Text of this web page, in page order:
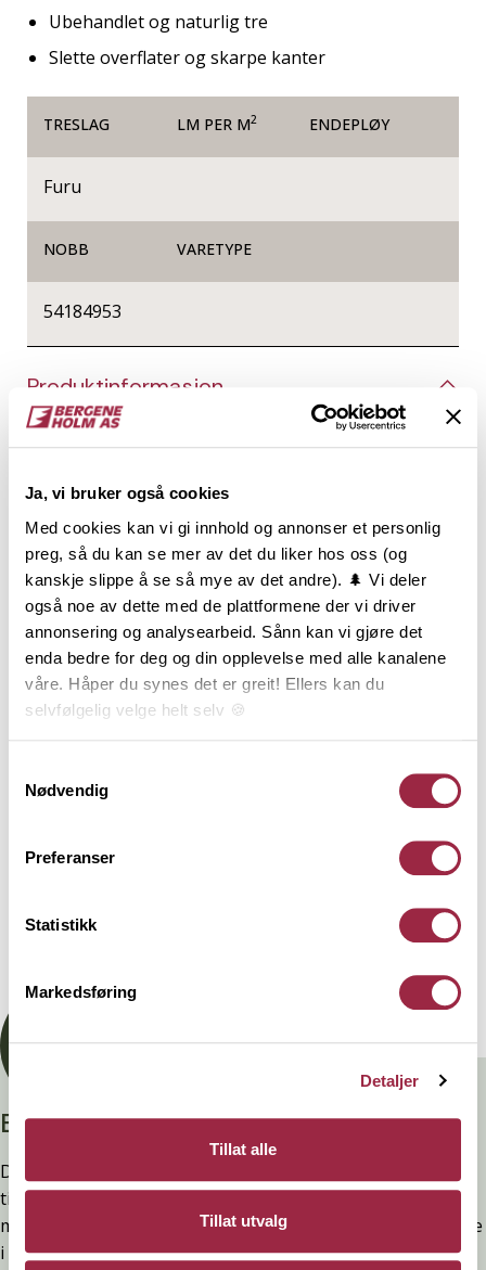
Ja, vi bruker også cookies
Med cookies kan vi gi innhold og annonser et personlig
preg, så du kan se mer av det du liker hos oss (og
kanskje slippe å se så mye av det andre). 🌲 Vi deler
også noe av dette med de plattformene der vi driver
annonsering og analysearbeid. Sånn kan vi gjøre det
enda bedre for deg og din opplevelse med alle kanalene
våre. Håper du synes det er greit! Ellers kan du
selvfølgelig velge helt selv 🍪
Nødvendig
Preferanser
Statistikk
Markedsføring
Detaljer
Tillat alle
Tillat utvalg
Ubehandlet og naturlig tre
Slette overflater og skarpe kanter
TRESLAG LM PER M2 ENDEPLØY
Furu
NOBB VARETYPE
54184953
Produktinformasjon
Glattkanter er firkantede trespiler helt uten profil,
produksjon av småmøbler, til vegger og tak i form av
spileverk. Det er kun fantasien som setter
begrensning til formvalg og bruksområde.
Glattkanter i furu lagerføres i et stort antall
dimensjoner, fra 6 til 34 mm tykkelse og fra 21 til 195
mm bredde. Glattkanter i furu med skarpe kanter er
produsert av listverksråstoff, og er i prinsippet er et
kvistfritt produkt. Glattkanter i furu med avrundede
kanter leveres både i listverkskvalitet (uten kvist) og
i natur (med kvist – lik panel).
Behandling
Branntestet
Denne kledninger er testet, dokumentert, godkjent og
tilfredsstiller preakseptert ytelse for brann (D-s2,d0) ved
montering. Ytelsen opprettholdes ved å følge anvisningene
i våre FDV-er.